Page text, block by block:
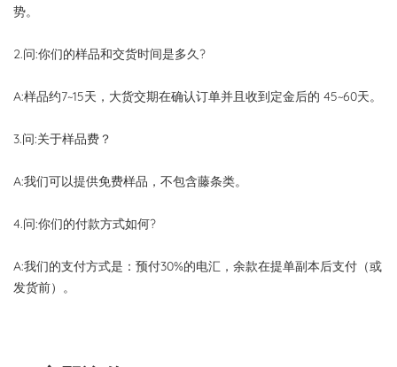
势。
2.问:你们的样品和交货时间是多久?
A:样品约7~15天，大货交期在确认订单并且收到定金后的 45~60天。
3.问:关于样品费？
A:我们可以提供免费样品，不包含藤条类。
4.问:你们的付款方式如何?
A:我们的支付方式是：预付30%的电汇，余款在提单副本后支付（或
发货前）。